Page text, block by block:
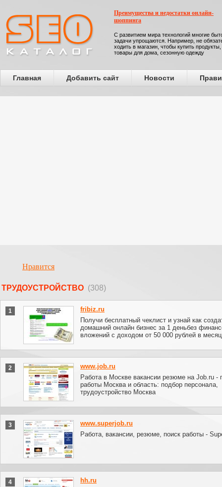
Преимущества и недостатки онлайн-
шоппинга
С развитием мира технологий многие
задачи упрощаются. Например, не
ходить в магазин, чтобы купить продукты,
товары для дома, сезонную одежду
Главная Добавить сайт Новости
Нравится
ТРУДОУСТРОЙСТВО (308)
1
fribiz.ru
Получи бесплатный чеклист и узнай как
домашний онлайн бизнес за 1 деньбез
вложений с доходом от 50 000 рублей в месяц
2
www.job.ru
Работа в Москве вакансии резюме на Job.ru -
работы Москва и область: подбор персонала,
трудоустройство Москва
3
www.superjob.ru
Работа, вакансии, резюме, поиск работы -
4
hh.ru